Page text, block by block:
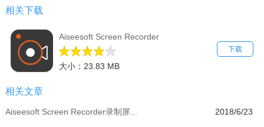
相关下载
下载
Aiseesoft Screen Recorder
大小：23.83 MB
相关文章
2018/6/23
Aiseesoft Screen Recorder录制屏...